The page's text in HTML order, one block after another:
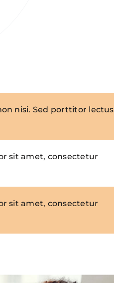
nisi. Sed porttitor lectus
sit amet, consectetur
sit amet, consectetur